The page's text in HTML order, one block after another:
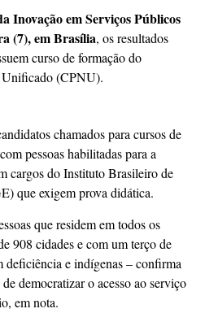
Inovação em Serviços Públicos
(7), em Brasília, os resultados
curso de formação do
(CPNU).
chamados para cursos de
pessoas habilitadas para a
cargos do Instituto Brasileiro de
que exigem prova didática.
que residem em todos os
908 cidades e com um terço de
deficiência e indígenas – confirma
democratizar o acesso ao serviço
em nota.